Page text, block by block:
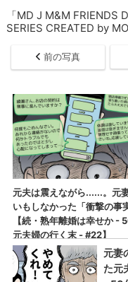
「MD J M&M
SERIES CREATED by
前の写真